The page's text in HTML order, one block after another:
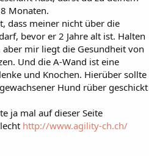
Monaten.
dass meiner nicht über die
bevor er 2 Jahre alt ist. Halten
mir liegt die Gesundheit von
Und die A-Wand ist eine
und Knochen. Hierüber sollte
Hund rüber geschickt
ja mal auf dieser Seite
http://www.agility-ch.ch/